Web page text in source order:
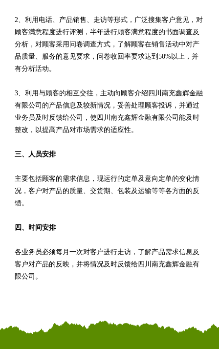
2、利用电话、产品销售、走访等形式，广泛搜集客户意见，对
顾客满意程度进行评测，半年进行顾客满意程度的书面调查及
分析，对顾客采用问卷调查方式，了解顾客在销售活动中对产
品质量、服务的意见要求，问卷收回率要求达到50%以上，并
有分析活动。
3、利用与顾客的相互交往，主动向顾客介绍四川南充鑫辉金融
有限公司的产品信息及较新情况，妥善处理顾客投诉，并通过
业务员及时反馈给公司，使四川南充鑫辉金融有限公司能及时
整改，以提高产品对市场需求的适应性。
三、人员安排
主要包括顾客的需求信息，现运行的定单及意向定单的变化情
况，客户对产品的质量、交货期、包装及运输等等各方面的反
馈。
四、时间安排
各业务员必须每月一次对客户进行走访，了解产品需求信息及
客户对产品的反映，并将情况及时反馈给四川南充鑫辉金融有
限公司。